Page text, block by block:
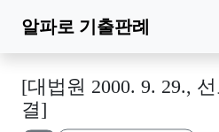
알파로 기출판례
[대법원 2000. 9. 29.,
결]